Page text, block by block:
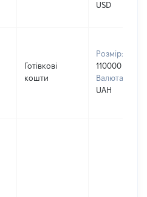
USD
Готівкові
кошти
Розмір:
110000
Валюта:
UAH